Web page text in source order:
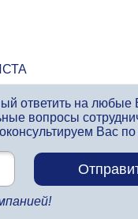
ответить на
вопросы
Вас